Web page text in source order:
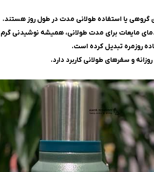
گروهی یا استفاده طولانی مدت در طول روز هستند.
مایعات برای مدت طولانی، همیشه نوشیدنی
روزمره تبدیل کرده است.